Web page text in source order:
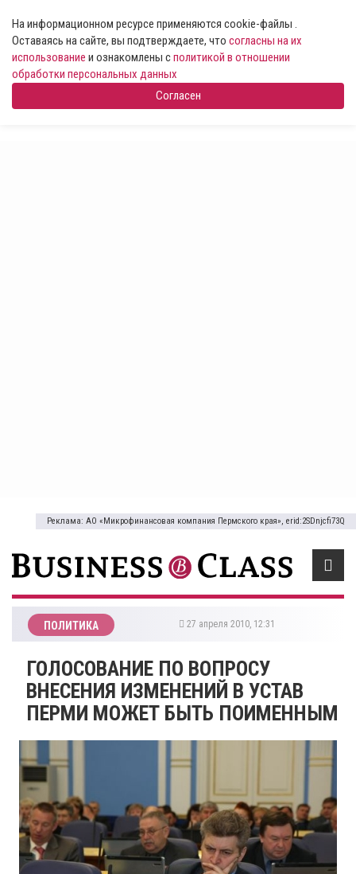
На информационном ресурсе применяются cookie-файлы .
Оставаясь на сайте, вы подтверждаете, что согласны на их
использование и ознакомлены сполитикой в отношении
обработки персональных данных
Согласен
Реклама: АО «Микрофинансовая компания Пермского края», erid:2SDnjcfi73Q
ПОЛИТИКА 27 апреля 2010, 12:31
ГОЛОСОВАНИЕ ПО ВОПРОСУ
ВНЕСЕНИЯ ИЗМЕНЕНИЙ В УСТАВ
ПЕРМИ МОЖЕТ БЫТЬ ПОИМЕННЫМ